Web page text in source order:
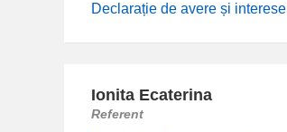
Declarație de avere și interese
Ionita Ecaterina
Referent